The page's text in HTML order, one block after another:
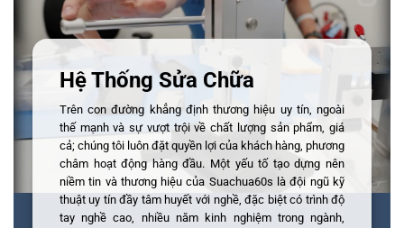
Hệ Thống Sửa Chữa
Trên con đường khẳng định thương hiệu uy tín, ngoài
thế mạnh và sự vượt trội về chất lượng sản phẩm, giá
cả; chúng tôi luôn đặt quyền lợi của khách hàng, phương
châm hoạt động hàng đầu. Một yếu tố tạo dựng nên
niềm tin và thương hiệu của Suachua60s là đội ngũ kỹ
thuật uy tín đầy tâm huyết với nghề, đặc biệt có trình độ
tay nghề cao, nhiều năm kinh nghiệm trong ngành,